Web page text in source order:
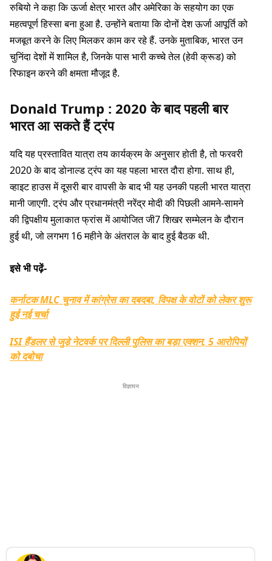
रुबियो ने कहा कि ऊर्जा क्षेत्र भारत और अमेरिका के सहयोग का एक
महत्वपूर्ण हिस्सा बना हुआ है. उन्होंने बताया कि दोनों देश ऊर्जा आपूर्ति को
मजबूत करने के लिए मिलकर काम कर रहे हैं. उनके मुताबिक, भारत उन
चुनिंदा देशों में शामिल है, जिनके पास भारी कच्चे तेल (हेवी क्रूड) को
रिफाइन करने की क्षमता मौजूद है.
Donald Trump : 2020 के बाद पहली बार
भारत आ सकते हैं ट्रंप
यदि यह प्रस्तावित यात्रा तय कार्यक्रम के अनुसार होती है, तो फरवरी
2020 के बाद डोनाल्ड ट्रंप का यह पहला भारत दौरा होगा. साथ ही,
व्हाइट हाउस में दूसरी बार वापसी के बाद भी यह उनकी पहली भारत यात्रा
मानी जाएगी. ट्रंप और प्रधानमंत्री नरेंद्र मोदी की पिछली आमने-सामने
की द्विपक्षीय मुलाकात फ्रांस में आयोजित जी7 शिखर सम्मेलन के दौरान
हुई थी, जो लगभग 16 महीने के अंतराल के बाद हुई बैठक थी.
इसे भी पढ़ें-
कर्नाटक MLC चुनाव में कांग्रेस का दबदबा, विपक्ष के वोटों को लेकर शुरू
हुई नई चर्चा
ISI हैंडलर से जुड़े नेटवर्क पर दिल्ली पुलिस का बड़ा एक्शन, 5 आरोपियों
को दबोचा
विज्ञापन